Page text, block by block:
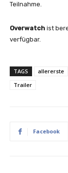
Teilnahme.
Overwatch ist
verfügbar.
TAGS allererste
Trailer
Facebook